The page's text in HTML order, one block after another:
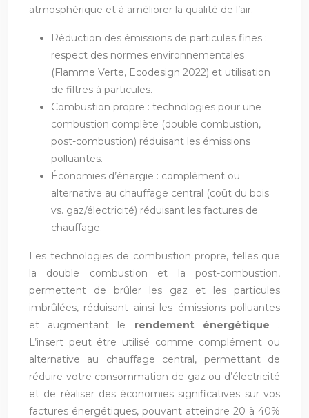
atmosphérique et à améliorer la qualité de l’air.
Réduction des émissions de particules fines :
respect des normes environnementales
(Flamme Verte, Ecodesign 2022) et utilisation
de filtres à particules.
Combustion propre : technologies pour une
combustion complète (double combustion,
post-combustion) réduisant les émissions
polluantes.
Économies d’énergie : complément ou
alternative au chauffage central (coût du bois
vs. gaz/électricité) réduisant les factures de
chauffage.
Les technologies de combustion propre, telles que
la double combustion et la post-combustion,
permettent de brûler les gaz et les particules
imbrûlées, réduisant ainsi les émissions polluantes
et augmentant le rendement énergétique .
L’insert peut être utilisé comme complément ou
alternative au chauffage central, permettant de
réduire votre consommation de gaz ou d’électricité
et de réaliser des économies significatives sur vos
factures énergétiques, pouvant atteindre 20 à 40%